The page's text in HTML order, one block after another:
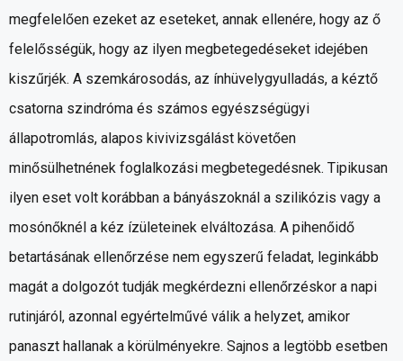
megfelelően ezeket az eseteket, annak ellenére, hogy az ő
felelősségük, hogy az ilyen megbetegedéseket idejében
kiszűrjék. A szemkárosodás, az ínhüvelygyulladás, a kéztő
csatorna szindróma és számos egyészségügyi
állapotromlás, alapos kivivizsgálást követően
minősülhetnének foglalkozási megbetegedésnek. Tipikusan
ilyen eset volt korábban a bányászoknál a szilikózis vagy a
mosónőknél a kéz ízületeinek elváltozása. A pihenőidő
betartásának ellenőrzése nem egyszerű feladat, leginkább
magát a dolgozót tudják megkérdezni ellenőrzéskor a napi
rutinjáról, azonnal egyértelművé válik a helyzet, amikor
panaszt hallanak a körülményekre. Sajnos a legtöbb esetben